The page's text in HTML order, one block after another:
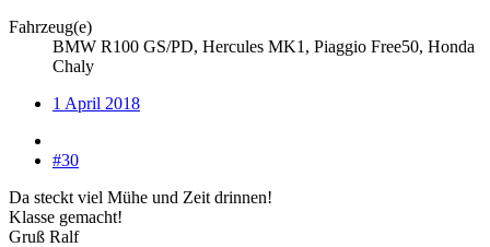
Fahrzeug(e)
BMW R100 GS/PD, Hercules MK1, Piaggio Free50, Honda
Chaly
1 April 2018
#30
Da steckt viel Mühe und Zeit drinnen!
Klasse gemacht!
Gruß Ralf